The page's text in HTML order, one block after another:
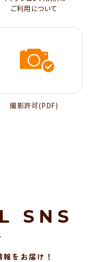
ご利用について
撮影許可(PDF)
SNS
をお届け！